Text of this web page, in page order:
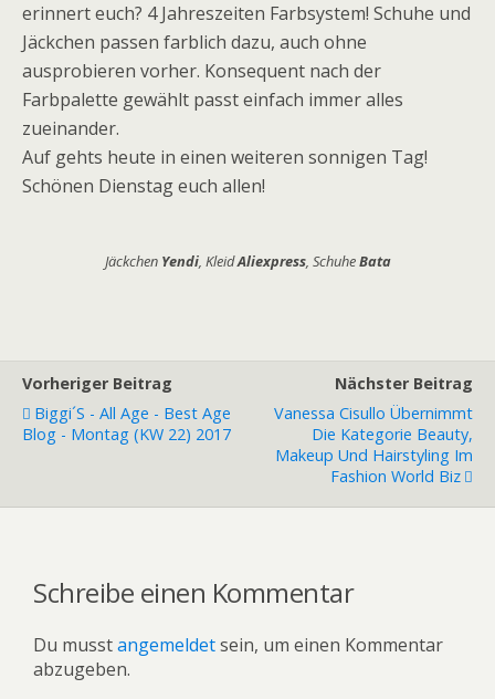
erinnert euch? 4 Jahreszeiten Farbsystem! Schuhe und
Jäckchen passen farblich dazu, auch ohne
ausprobieren vorher. Konsequent nach der
Farbpalette gewählt passt einfach immer alles
zueinander.
Auf gehts heute in einen weiteren sonnigen Tag!
Schönen Dienstag euch allen!
Jäckchen Yendi, KleidAliexpress, SchuheBata
Vorheriger Beitrag
Biggi´s - All Age - Best Age
Blog - Montag (KW 22) 2017
Nächster Beitrag
Vanessa Cisullo Übernimmt
Die Kategorie Beauty,
Makeup Und Hairstyling Im
Fashion World Biz
Schreibe einen Kommentar
Du musstangemeldetsein, um einen Kommentar
abzugeben.